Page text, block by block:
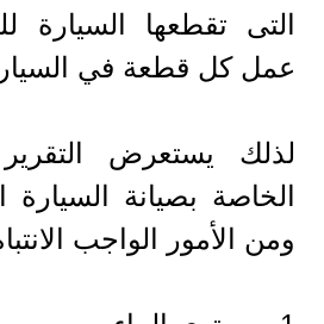
التى تقطعها السيارة
عمل كل قطعة في
لذلك يستعرض التقرير
الخاصة بصيانة السيارة
ومن الأمور الواجب